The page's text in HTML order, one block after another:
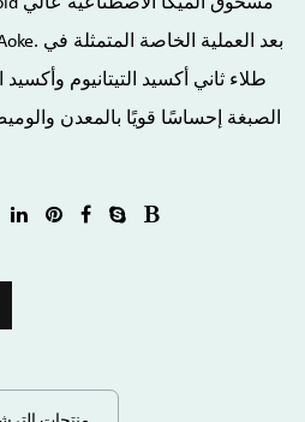
طلاء ثاني أكسيد التيتانيوم
الصبغة إحساسًا قويًا بالمعدن